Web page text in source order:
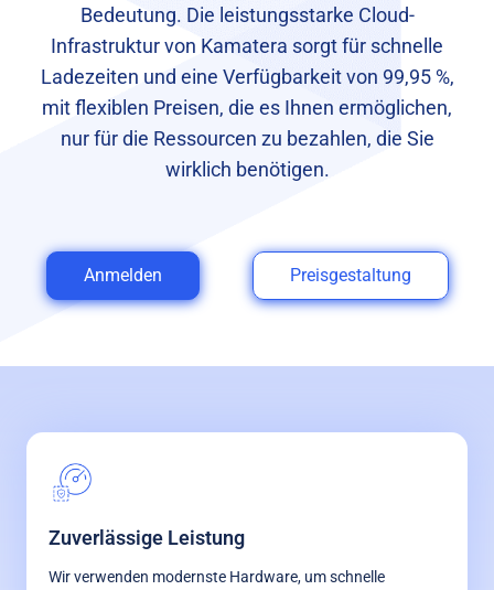
Bedeutung. Die leistungsstarke Cloud-
Infrastruktur von Kamatera sorgt für schnelle
Ladezeiten und eine Verfügbarkeit von 99,95 %,
mit flexiblen Preisen, die es Ihnen ermöglichen,
nur für die Ressourcen zu bezahlen, die Sie
wirklich benötigen.
Anmelden Preisgestaltung
Zuverlässige Leistung
Wir verwenden modernste Hardware, um schnelle